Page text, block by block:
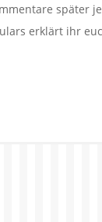
erklärt ihr